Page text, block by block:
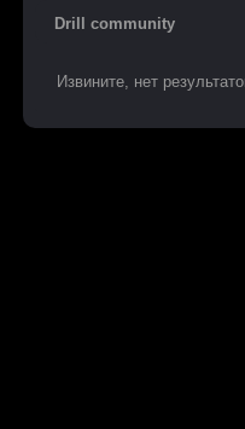
Drill community
Извините, нет